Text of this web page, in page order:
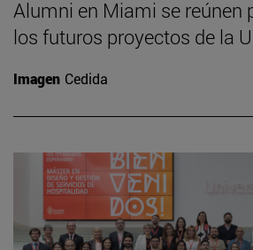
Alumni en Miami se reúnen
los futuros proyectos de la
Imagen Cedida